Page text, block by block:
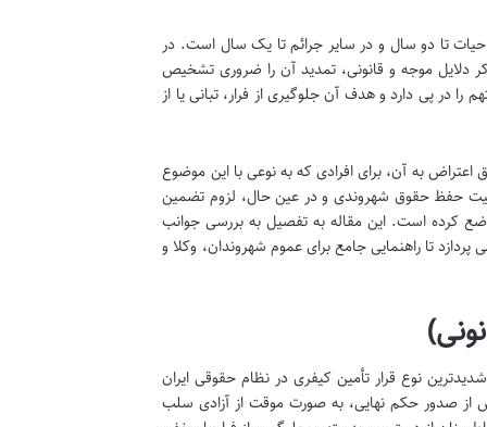
تا دو سال و در سایر جرائم تا یک سال است. در
دلایل موجه و قانونی، تمدید آن را ضروری تشخیص
در پی دارد و هدف آن جلوگیری از فرار، تبانی یا از
به آن، برای افرادی که به نوعی با این موضوع
حفظ حقوق شهروندی و در عین حال، لزوم تضمین
کرده است. این مقاله به تفصیل به بررسی جوانب
تا راهنمایی جامع برای عموم شهروندان، وکلا و
نوع قرار تأمین کیفری در نظام حقوقی ایران
از صدور حکم نهایی، به صورت موقت از آزادی سلب